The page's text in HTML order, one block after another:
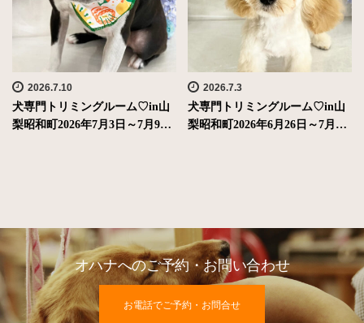
2026.7.10
犬専門トリミングルーム♡in山
梨昭和町2026年7月3日～7月9…
2026.7.3
犬専門トリミングルーム♡in山
梨昭和町2026年6月26日～7月…
オハナへのご予約・お問い合わせ
お電話でご予約・お問合せ